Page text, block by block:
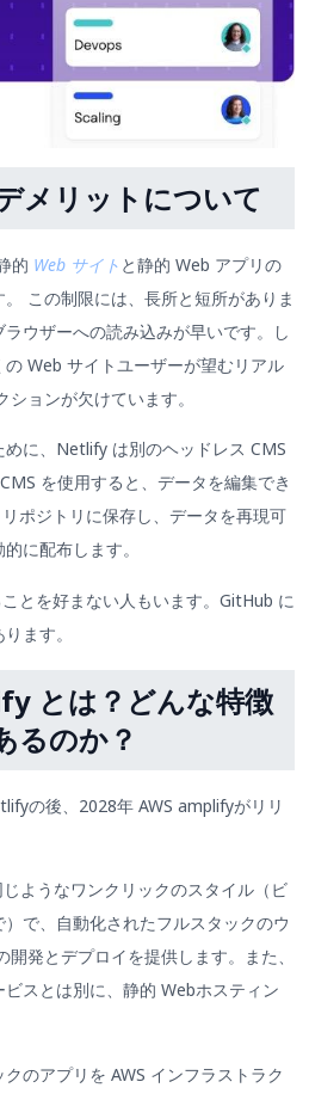
メリットについて
的 Web サイト と静的 Web アプリの
この制限には、長所と短所がありま
ウザーへの読み込みが早いです。し
Web サイトユーザーが望むリアル
ョンが欠けています。
に、Netlify は別のヘッドレス CMS
を使用すると、データを編集でき
ポジトリに保存し、データを再現可
に配布します。
とを好まない人もいます。GitHub に
ます。
とは？どんな特徴
るのか？
の後、2028年 AWS amplifyがリリ
ようなワンクリックのスタイル（ビ
で、自動化されたフルスタックのウ
発とデプロイを提供します。また、
スとは別に、静的 Webホスティン
のアプリを AWS インフラストラク